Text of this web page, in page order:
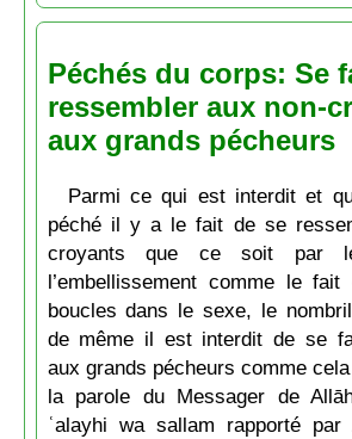
Péchés du corps: Se
ressembler aux non-
aux grands pécheurs
Parmi ce qui est interdit et
péché il y a le fait de se
croyants que ce soit par
l’embellissement comme le
boucles dans le sexe, le
de même il est interdit de se
aux grands pécheurs comme
la parole du Messager de
ʿalayhi wa sallam rapporté par